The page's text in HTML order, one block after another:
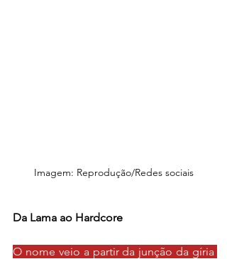
Imagem: Reprodução/Redes sociais
Da Lama ao Hardcore
O nome veio a partir da junção da gíria